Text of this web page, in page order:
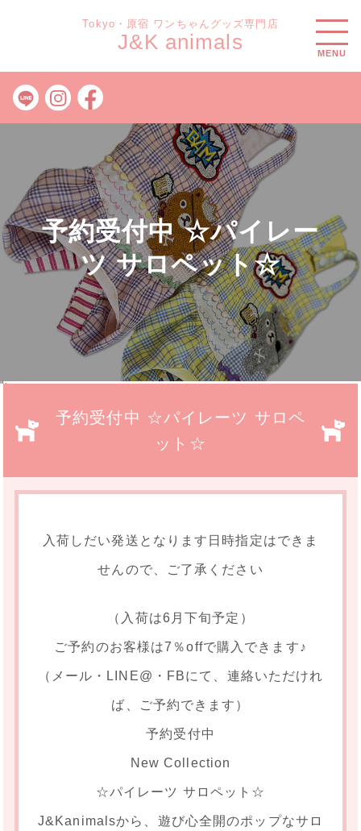
Tokyo・原宿 ワンちゃんグッズ専門店
J&K animals MENU
">
予約受付中 ☆パイレー
ツ サロペット☆
予約受付中 ☆パイレーツ サロペ
ット☆
入荷しだい発送となります日時指定はできま
せんので、ご了承ください
（入荷は6月下旬予定）
ご予約のお客様は7％offで購入できます♪
（メール・LINE@・FBにて、連絡いただけれ
ば、ご予約できます）
予約受付中
New Collection
☆パイレーツ サロペット☆
J&Kanimalsから、遊び心全開のポップなサロ